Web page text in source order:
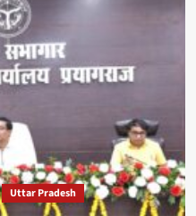
Uttar Pradesh